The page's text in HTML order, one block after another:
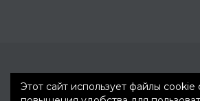
Этот сайт использует файлы cookie